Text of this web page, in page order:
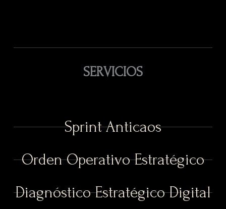
SERVICIOS
Sprint Anticaos
Orden Operativo Estratégico
Diagnóstico Estratégico Digital